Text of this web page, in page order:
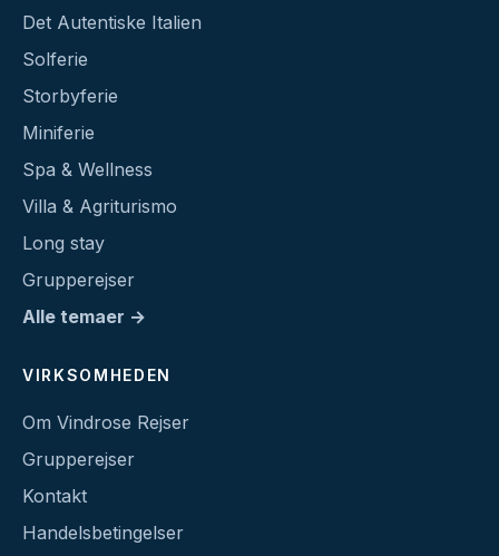
Det Autentiske Italien
Solferie
Storbyferie
Miniferie
Spa & Wellness
Villa & Agriturismo
Long stay
Grupperejser
Alle temaer →
VIRKSOMHEDEN
Om Vindrose Rejser
Grupperejser
Kontakt
Handelsbetingelser